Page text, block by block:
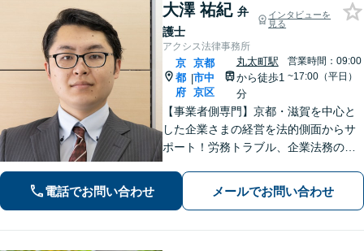
大澤 祐紀 弁
護士
インタビューを
見る
アクシス法律事務所
京
都
府
|
京都
市中
京区
丸太町駅
から徒歩1
分
営業時間：09:00
~17:00（平日）
【事業者側専門】京都・滋賀を中心と
した企業さまの経営を法的側面からサ
ポート！労務トラブル、企業法務のご
問題への対応を中心に、その他中小企
業法務について豊富な経験がありま
電話でお問い合わせ メールでお問い合わせ